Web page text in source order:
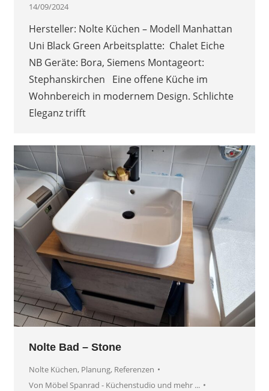
14/09/2024
Hersteller: Nolte Küchen – Modell Manhattan
Uni Black Green Arbeitsplatte: Chalet Eiche
NB Geräte: Bora, Siemens Montageort:
Stephanskirchen Eine offene Küche im
Wohnbereich in modernem Design. Schlichte
Eleganz trifft
Nolte Bad – Stone
Nolte Küchen, Planung, Referenzen
Von Möbel Spanrad - Küchenstudio und mehr ...